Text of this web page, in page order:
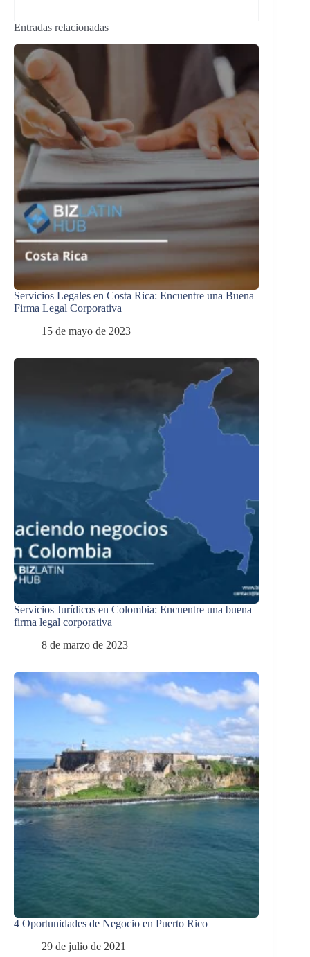
Entradas relacionadas
Servicios Legales en Costa Rica: Encuentre una Buena
Firma Legal Corporativa
15 de mayo de 2023
Servicios Jurídicos en Colombia: Encuentre una buena
firma legal corporativa
8 de marzo de 2023
4 Oportunidades de Negocio en Puerto Rico
29 de julio de 2021